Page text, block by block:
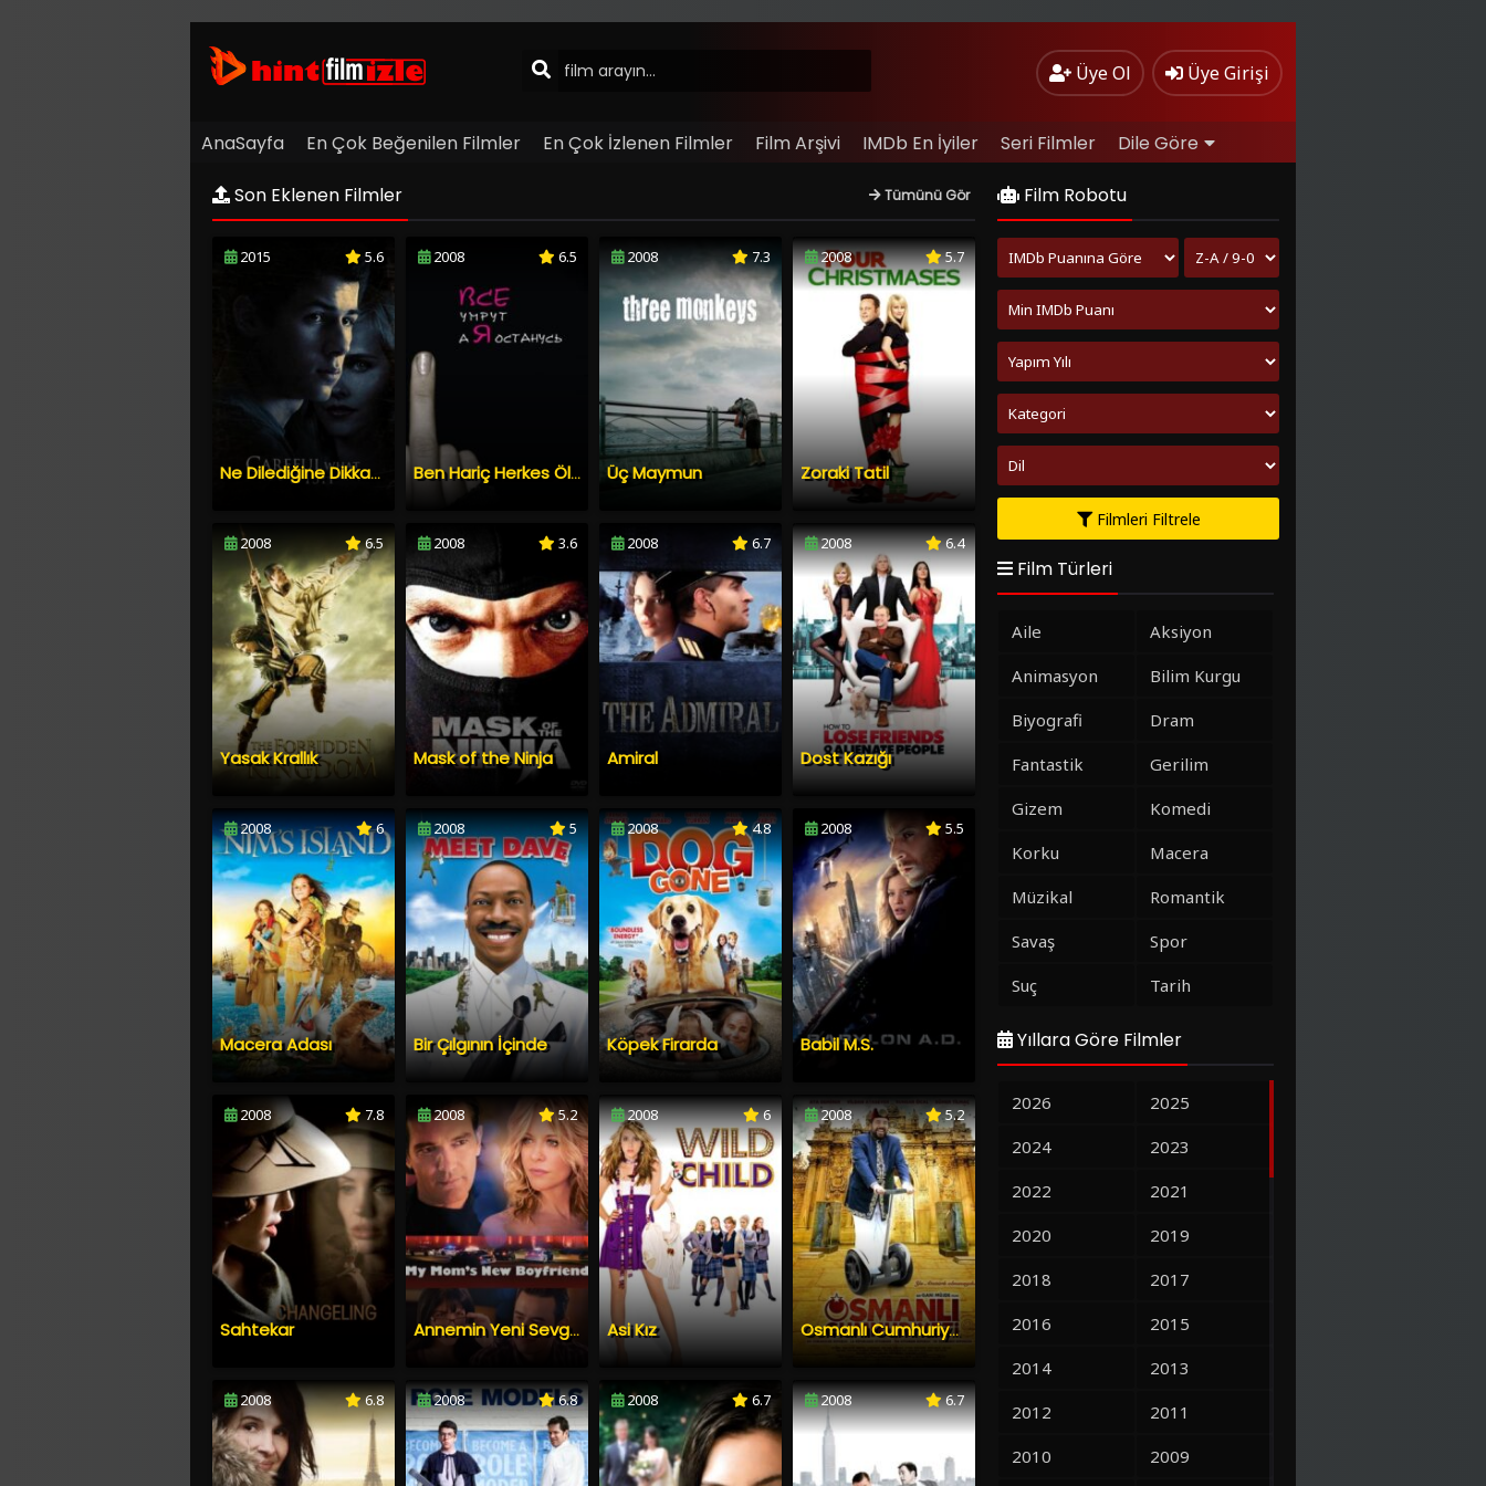
Üye Ol Üye Girişi
AnaSayfa En Çok Beğenilen Filmler En Çok İzlenen Filmler Film Arşivi IMDb En İyiler Seri Filmler Dile Göre
Son Eklenen Filmler Tümünü Gör
2015 5.6
Ne Dilediğine Dikkat Et
2008 6.5
Ben Hariç Herkes Ölsün
2008 7.3
Üç Maymun
2008 5.7
Zoraki Tatil
2008 6.5
Yasak Krallık
2008 3.6
Mask of the Ninja
2008 6.7
Amiral
2008 6.4
Dost Kazığı
2008 6
Macera Adası
2008 5
Bir Çılgının İçinde
2008 4.8
Köpek Firarda
2008 5.5
Babil M.S.
2008 7.8
Sahtekar
2008 5.2
Annemin Yeni Sevgilisi
2008 6
Asi Kız
2008 5.2
Osmanlı Cumhuriyeti
2008 6.8 2008 6.8 2008 6.7 2008 6.7
Film Robotu
Filmleri Filtrele
Film Türleri
Aile
Aksiyon
Animasyon
Bilim Kurgu
Biyografi
Dram
Fantastik
Gerilim
Gizem
Komedi
Korku
Macera
Müzikal
Romantik
Savaş
Spor
Suç
Tarih
Yıllara Göre Filmler
2026
2025
2024
2023
2022
2021
2020
2019
2018
2017
2016
2015
2014
2013
2012
2011
2010
2009